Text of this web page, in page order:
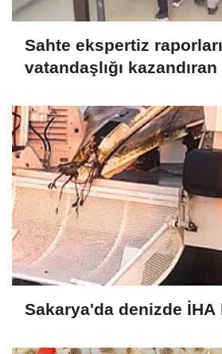
Sahte ekspertiz
vatandaşlığı
Sakarya'da denizde İHA